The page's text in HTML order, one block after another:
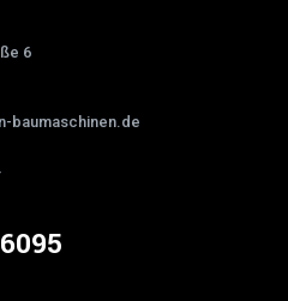
6
baumaschinen.de